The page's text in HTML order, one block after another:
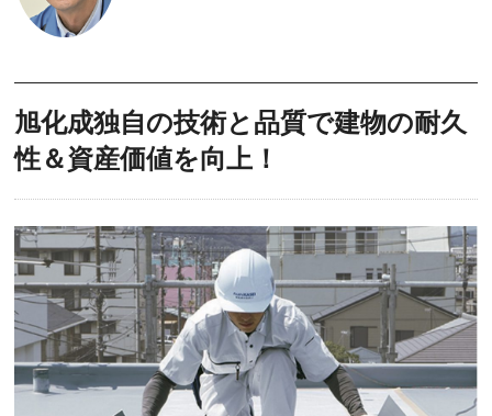
旭化成独自の技術と品質で建物の耐久
性＆資産価値を向上！